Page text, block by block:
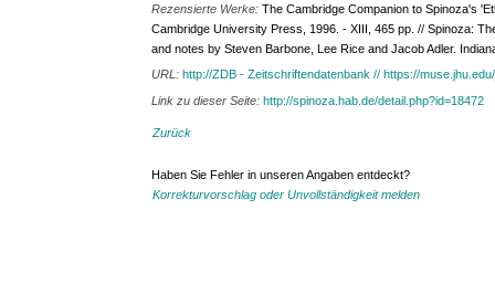
Rezensierte Werke:The Cambridge Companion to Spinoza's
Cambridge University Press, 1996. - XIII, 465 pp. // Spinoza:
and notes by Steven Barbone, Lee Rice and Jacob Adler.
URL:http://ZDB - Zeitschriftendatenbank // https://
Link zu dieser Seite:http://spinoza.hab.de/detail.php?id=18472
Zurück
Haben Sie Fehler in unseren Angaben entdeckt?
Korrekturvorschlag oder Unvollständigkeit melden